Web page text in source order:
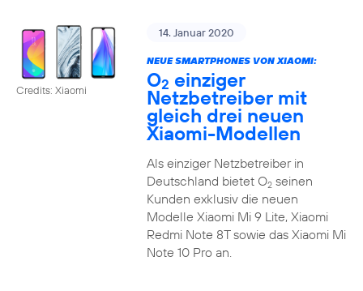
Credits: Xiaomi
14. Januar 2020
NEUE SMARTPHONES VON XIAOMI:
O2 einziger
Netzbetreiber mit
gleich drei neuen
Xiaomi-Modellen
Als einziger Netzbetreiber in
Deutschland bietet O2seinen
Kunden exklusiv die neuen
Modelle Xiaomi Mi 9 Lite, Xiaomi
Redmi Note 8T sowie das Xiaomi Mi
Note 10 Pro an.